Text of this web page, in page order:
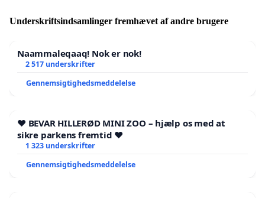
Underskriftsindsamlinger fremhævet af andre brugere
Naammaleqaaq! Nok er nok!
2 517 underskrifter
Gennemsigtighedsmeddelelse
❤️ BEVAR HILLERØD MINI ZOO – hjælp os med at
sikre parkens fremtid ❤️
1 323 underskrifter
Gennemsigtighedsmeddelelse